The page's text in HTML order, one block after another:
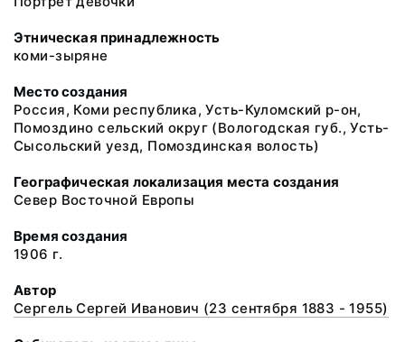
Этническая принадлежность
коми-зыряне
Место создания
Россия, Коми республика, Усть-Куломский р-он,
Помоздино сельский округ (Вологодская губ., Усть-
Сысольский уезд, Помоздинская волость)
Географическая локализация места создания
Север Восточной Европы
Время создания
1906 г.
Автор
Сергель Сергей Иванович (23 сентября 1883 - 1955)